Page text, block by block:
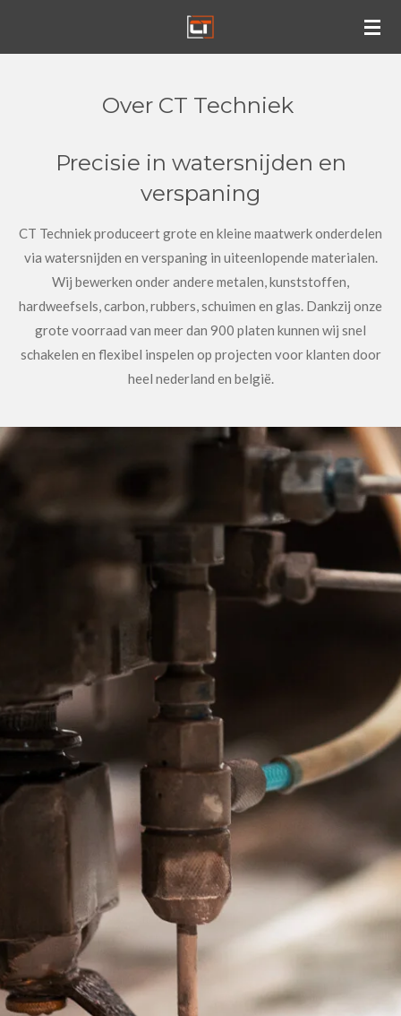
Over CT Techniek
Precisie in watersnijden en
verspaning
CT Techniek produceert grote en kleine maatwerk onderdelen
via watersnijden en verspaning in uiteenlopende materialen.
Wij bewerken onder andere metalen, kunststoffen,
hardweefsels, carbon, rubbers, schuimen en glas. Dankzij onze
grote voorraad van meer dan 900 platen kunnen wij snel
schakelen en flexibel inspelen op projecten voor klanten door
heel nederland en belgië.